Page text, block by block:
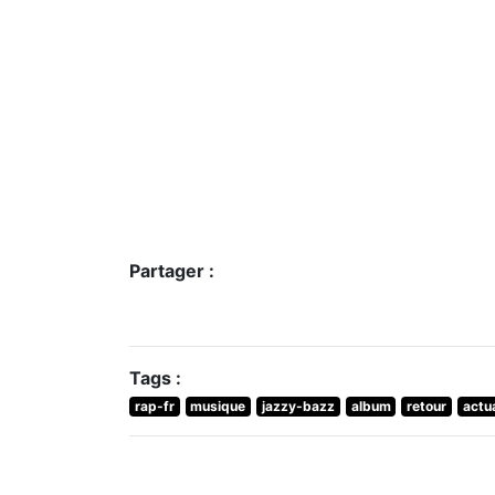
Partager :
Tags :
rap-fr musique jazzy-bazz album retour